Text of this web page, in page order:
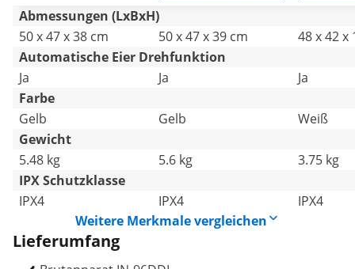
Abmessungen (LxBxH)
50 x 47 x 38 cm
50 x 47 x 39 cm
48 x 42 x
Automatische Eier Drehfunktion
Ja
Ja
Ja
Farbe
Gelb
Gelb
Weiß
Gewicht
5.48 kg
5.6 kg
3.75 kg
IPX Schutzklasse
IPX4
IPX4
IPX4
Weitere Merkmale vergleichen
Lieferumfang